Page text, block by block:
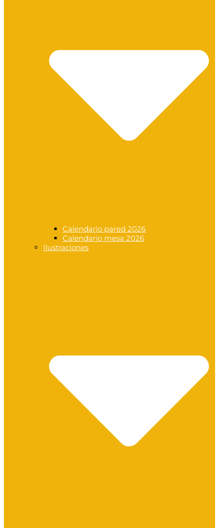
Calendario pared 2026
Calendario mesa 2026
Ilustraciones